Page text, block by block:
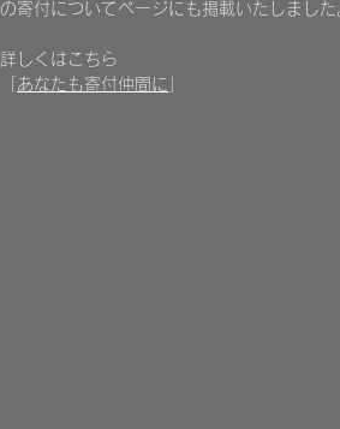
の寄付についてページにも掲載いたしました
詳しくはこちら
あなたも寄付仲間に